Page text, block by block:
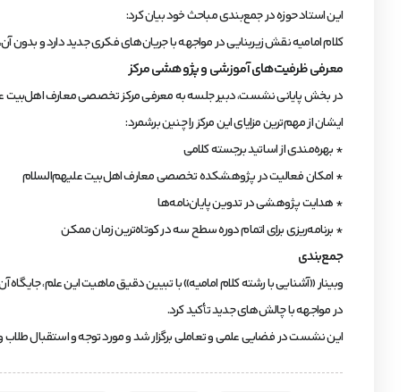
این استاد حوزه در جمع‌بندی مباحث خود بیان کرد:
کلام امامیه نقش زیربنایی در مواجهه با جریان‌های فکری جدید دارد و بدون
معرفی ظرفیت‌های آموزشی و پژوهشی مرکز
در بخش پایانی نشست، دبیر جلسه به معرفی مرکز تخصصی معارف اهل‌بیت
ایشان از مهم‌ترین مزایای این مرکز را چنین برشمرد:
* بهره‌مندی از اساتید برجسته کلامی
* امکان فعالیت در پژوهشکده تخصصی معارف اهل‌بیت علیهم‌السلام
* هدایت پژوهشی در تدوین پایان‌نامه‌ها
* برنامه‌ریزی برای اتمام دوره سطح سه در کوتاه‌ترین زمان ممکن
جمع‌بندی
وبینار «آشنایی با رشته کلام امامیه» با تبیین دقیق ماهیت این علم،
در مواجهه با چالش‌های جدید تأکید کرد.
این نشست در فضایی علمی و تعاملی برگزار شد و مورد توجه و استقبال طلاب